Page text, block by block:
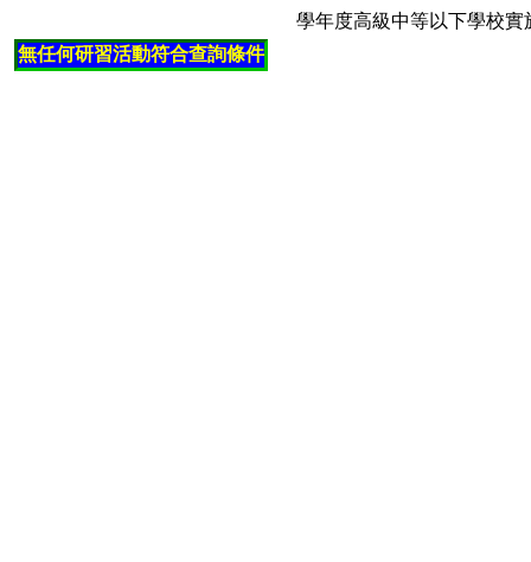
學年度高級中等以下學校
無任何研習活動符合查詢條件